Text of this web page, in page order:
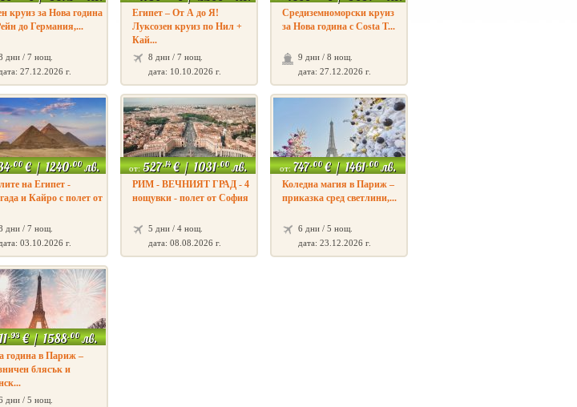
круиз за Нова година
до Германия,...
дни / 7 нощ.
дата: 27.12.2026 г.
Египет – От А до Я!
Луксозен круиз по Нил +
Кай...
8 дни / 7 нощ.
дата: 10.10.2026 г.
Средиземноморски круиз
за Нова година с Costa T...
9 дни / 8 нощ.
дата: 27.12.2026 г.
.00 € / 1240.00 лв.
на Египет -
и Кайро с полет от
дни / 7 нощ.
дата: 03.10.2026 г.
от:527.14 € / 1031.00 лв.
РИМ - ВЕЧНИЯТ ГРАД - 4
нощувки - полет от София
5 дни / 4 нощ.
дата: 08.08.2026 г.
от:747.00 € / 1461.00 лв.
Коледна магия в Париж –
приказка сред светлини,...
6 дни / 5 нощ.
дата: 23.12.2026 г.
.93 € / 1588.00 лв.
година в Париж –
блясък и
дни / 5 нощ.